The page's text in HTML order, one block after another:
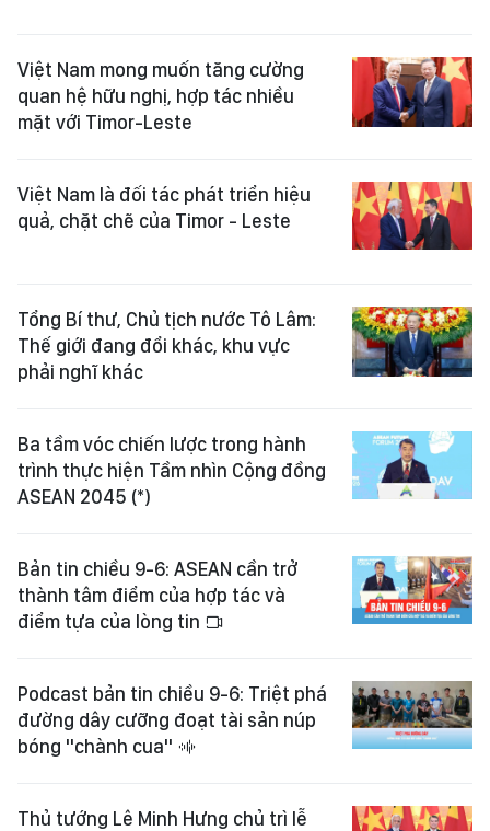
Việt Nam mong muốn tăng cường
quan hệ hữu nghị, hợp tác nhiều
mặt với Timor-Leste
Việt Nam là đối tác phát triển hiệu
quả, chặt chẽ của Timor - Leste
Tổng Bí thư, Chủ tịch nước Tô Lâm:
Thế giới đang đổi khác, khu vực
phải nghĩ khác
Ba tầm vóc chiến lược trong hành
trình thực hiện Tầm nhìn Cộng đồng
ASEAN 2045 (*)
Bản tin chiều 9-6: ASEAN cần trở
thành tâm điểm của hợp tác và
điểm tựa của lòng tin
Podcast bản tin chiều 9-6: Triệt phá
đường dây cưỡng đoạt tài sản núp
bóng "chành cua"
Thủ tướng Lê Minh Hưng chủ trì lễ